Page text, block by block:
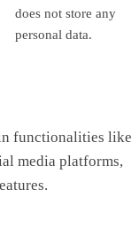
does not store any
personal data.
functionalities like
media platforms,